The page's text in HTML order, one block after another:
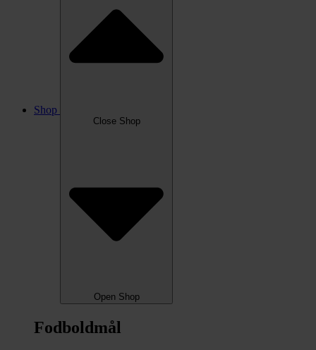
Shop
Close Shop
Open Shop
Fodboldmål